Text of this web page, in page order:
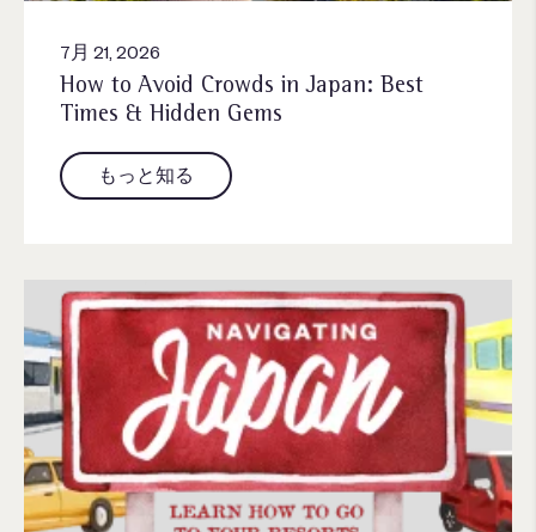
7月 21, 2026
How to Avoid Crowds in Japan: Best
Times & Hidden Gems
もっと知る